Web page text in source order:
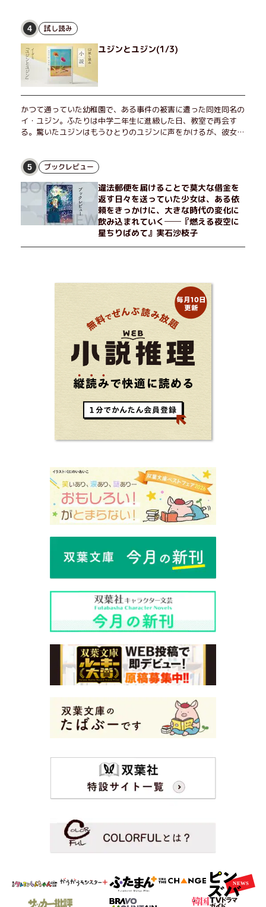
恵弥は、まるで影のような存在の博士とまみえることはできるの
か？ そして、唄の歌詞「かたむくマリア」に込められた秘密と
は？ 謎めいたラストが鮮烈な余韻を残すシリーズ第四作！
4 試し読み
ユジンとユジン(1/3)
かつて通っていた幼稚園で、ある事件の被害に遭った同姓同名の
イ・ユジン。ふたりは中学二年生に進級した日、教室で再会す
る。驚いたユジンはもうひとりのユジンに声をかけるが、彼女は
トセラー小説の邦訳版。
5 ブックレビュー
違法郵便を届けることで莫大な借金を
返す日々を送っていた少女は、ある依
頼をきっかけに、大きな時代の変化に
飲み込まれていく──『燃える夜空に
星ちりばめて』実石沙枝子